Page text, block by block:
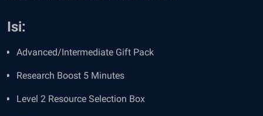
Isi:
Advanced/Intermediate Gift Pack
Research Boost 5 Minutes
Level 2 Resource Selection Box